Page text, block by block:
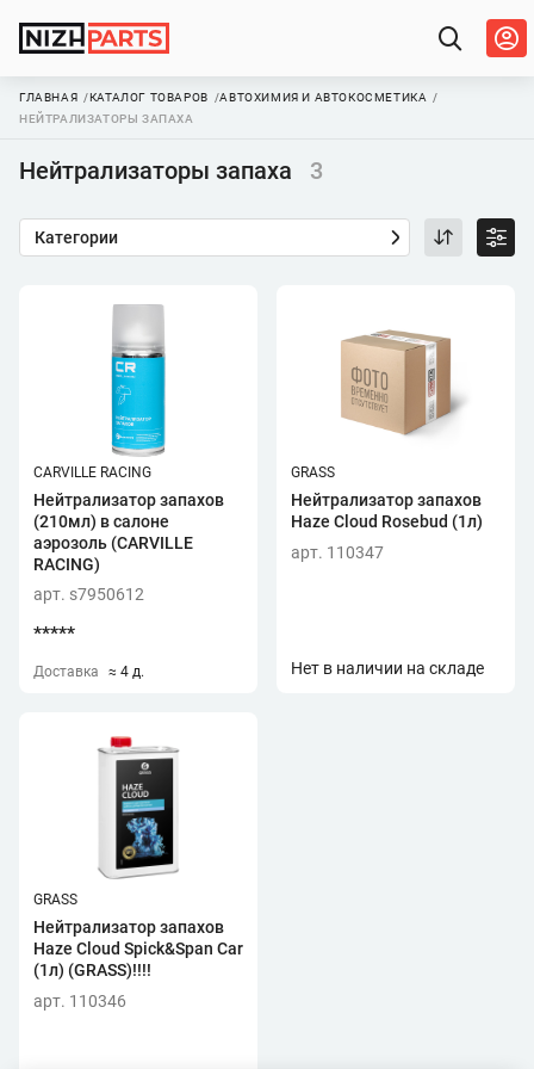
ГЛАВНАЯ КАТАЛОГ ТОВАРОВ
АВТОХИМИЯ И АВТОКОСМЕТИКА
НЕЙТРАЛИЗАТОРЫ ЗАПАХА
Нейтрализаторы запаха 3
Категории
CARVILLE RACING
Нейтрализатор запахов
(210мл) в салоне
аэрозоль (CARVILLE
RACING)
арт. s7950612
*****
Доставка ≈ 4 д.
GRASS
Нейтрализатор запахов
Haze Cloud Rosebud (1л)
арт. 110347
Нет в наличии на складе
GRASS
Нейтрализатор запахов
Haze Cloud Spick&Span Car
(1л) (GRASS)!!!!
арт. 110346